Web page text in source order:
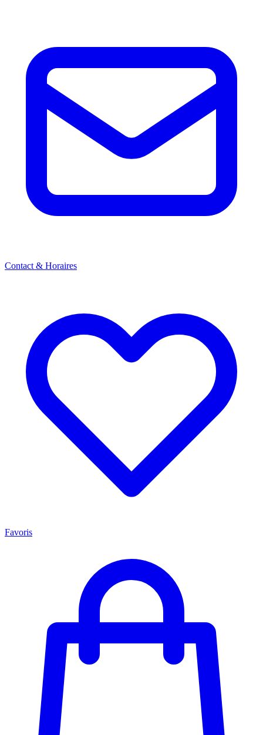
Contact & Horaires
Favoris